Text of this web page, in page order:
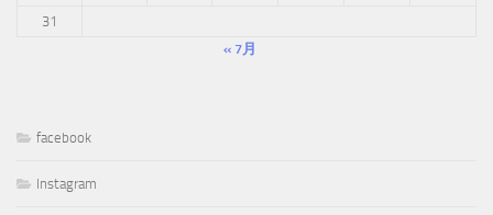
31
« 7月
facebook
Instagram